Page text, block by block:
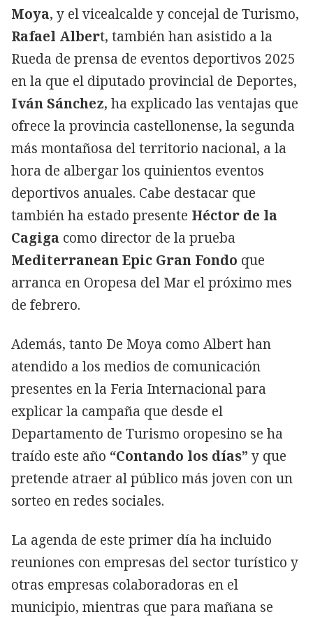
Moya, y el vicealcalde y concejal de Turismo,
Rafael Albert, también han asistido a la
Rueda de prensa de eventos deportivos 2025
en la que el diputado provincial de Deportes,
Iván Sánchez, ha explicado las ventajas que
ofrece la provincia castellonense, la segunda
más montañosa del territorio nacional, a la
hora de albergar los quinientos eventos
deportivos anuales. Cabe destacar que
también ha estado presente Héctor de la
Cagiga como director de la prueba
Mediterranean Epic Gran Fondo que
arranca en Oropesa del Mar el próximo mes
de febrero.
Además, tanto De Moya como Albert han
atendido a los medios de comunicación
presentes en la Feria Internacional para
explicar la campaña que desde el
Departamento de Turismo oropesino se ha
traído este año “Contando los días” y que
pretende atraer al público más joven con un
sorteo en redes sociales.
La agenda de este primer día ha incluido
reuniones con empresas del sector turístico y
otras empresas colaboradoras en el
municipio, mientras que para mañana se